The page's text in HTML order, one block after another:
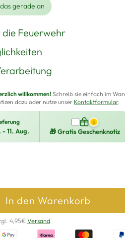
gerade an
Feuerwehr
willkommen!Schreib sie einfach im
dazu oder nutze unser Kontaktformular.
11. Aug.
i
🎁 Gratis Geschenknotiz
In den Warenkorb
4,95€Versand